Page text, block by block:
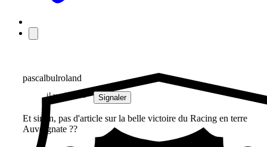
pascalbulroland
il y a 2 mois Signaler
Et sinon, pas d'article sur la belle victoire du Racing en terre
Auvergnate ??